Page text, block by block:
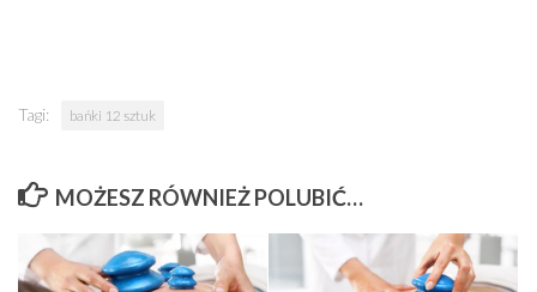
Tagi: bańki 12 sztuk
MOŻESZ RÓWNIEŻ POLUBIĆ…